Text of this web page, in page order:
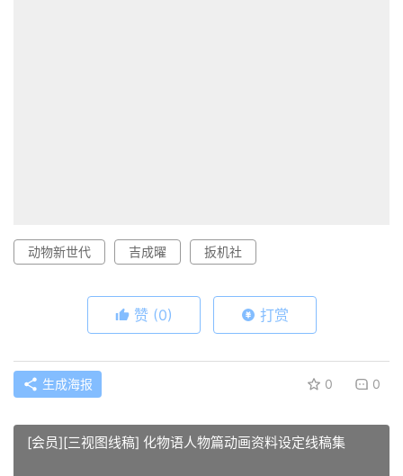
动物新世代 吉成曜 扳机社
赞 (0) 打赏
生成海报 0 0
[会员][三视图线稿] 化物语人物篇动画资料设定线稿集